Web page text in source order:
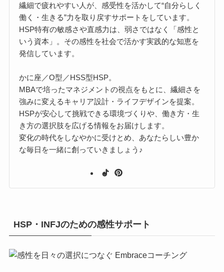
繊細で疲れやすい人が、感受性を活かして“自分らしく
働く・生きる”力を取り戻すサポートをしています。
HSP特有の敏感さや直感力は、弱さではなく「感性と
いう資本」。その感性を社会で活かす実践的な知恵を
発信しています。
かに座／O型／HSS型HSP。
MBAで培ったマネジメントの視点をもとに、繊細さを
強みに変えるキャリア設計・ライフデザインを提案。
HSPが安心して挑戦できる環境づくりや、働き方・生
き方の選択肢を広げる情報をお届けします。
変化の時代をしなやかに受けとめ、あなたらしい豊か
な毎日を一緒に創っていきましょう♪
HSP・INFJのための感性サポート